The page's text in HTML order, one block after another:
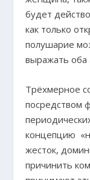
будет
как только
полушарие
выражать оба
Трёхмерное
посредством
концепцию
жесток,
причинить